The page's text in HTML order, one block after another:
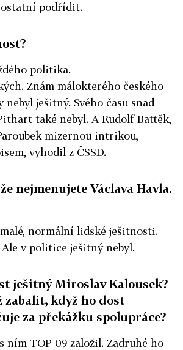
podřídit.
politika.
Znám málokterého českého
ješitný. Svého času snad
také nebyl. A Rudolf Battěk,
mizernou intrikou,
vyhodil z ČSSD.
nejmenujete Václava Havla.
normální lidské ješitnosti.
v politice ješitný nebyl.
ješitný Miroslav Kalousek?
zabalit, když ho dost
za překážku spolupráce?
ním TOP 09 založil. Zadruhé ho